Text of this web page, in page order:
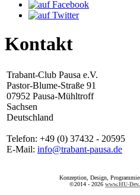
Kontakt
Trabant-Club Pausa e.V.
Pastor-Blume-Straße 91
07952 Pausa-Mühltroff
Sachsen
Deutschland
Telefon: +49 (0) 37432 - 20595
E-Mail: info@trabant-pausa.de
Konzeption, Design,
©2014 - 2026 www.HU-